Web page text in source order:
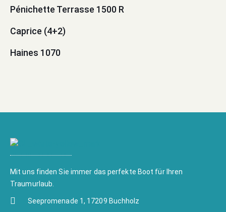
Pénichette Terrasse 1500 R
Caprice (4+2)
Haines 1070
Mit uns finden Sie immer das perfekte Boot für Ihren
Traumurlaub.
Seepromenade 1, 17209 Buchholz